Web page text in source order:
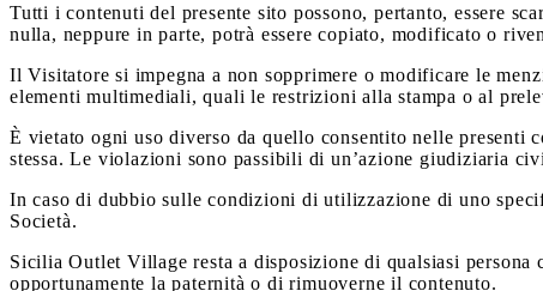
Tutti i contenuti del presente sito possono, pertanto, essere
nulla, neppure in parte, potrà essere copiato, modificato o
Il Visitatore si impegna a non sopprimere o modificare le
elementi multimediali, quali le restrizioni alla stampa o al
È vietato ogni uso diverso da quello consentito nelle
stessa. Le violazioni sono passibili di un’azione giudiziaria
In caso di dubbio sulle condizioni di utilizzazione di uno
Società.
Sicilia Outlet Village resta a disposizione di qualsiasi
opportunamente la paternità o di rimuoverne il contenuto.